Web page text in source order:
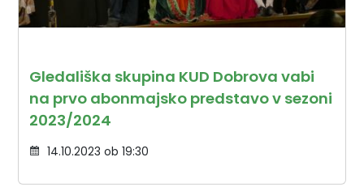
Gledališka skupina KUD Dobrova vabi
na prvo abonmajsko predstavo v sezoni
2023/2024
14.10.2023 ob 19:30